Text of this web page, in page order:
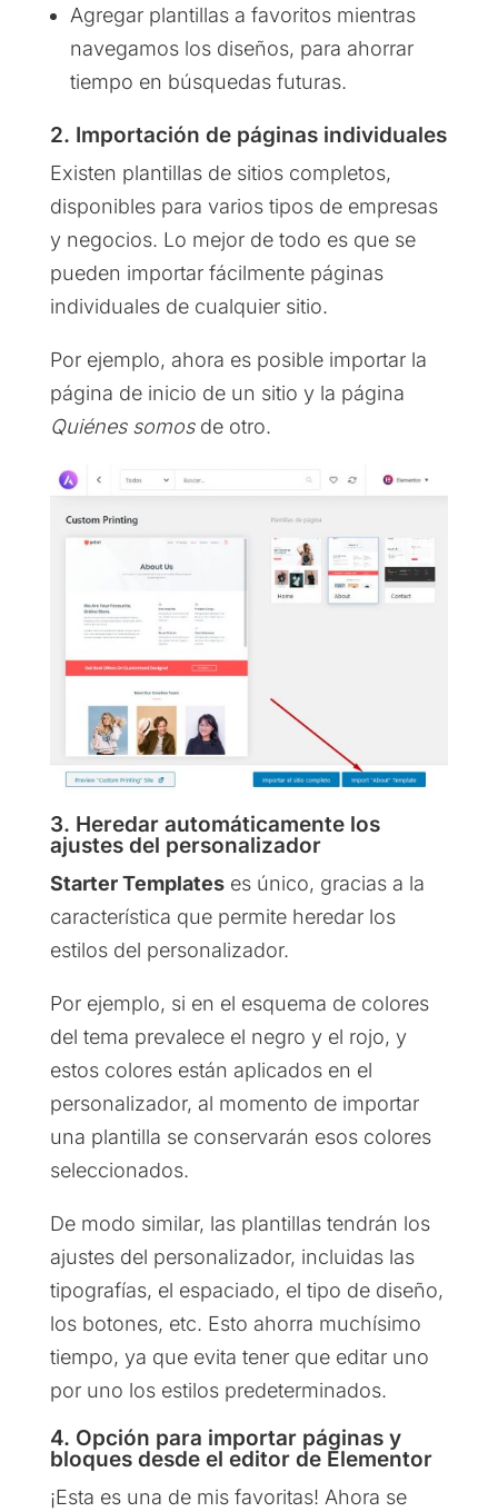
Agregar plantillas a favoritos mientras
navegamos los diseños, para ahorrar
tiempo en búsquedas futuras.
2. Importación de páginas individuales
Existen plantillas de sitios completos,
disponibles para varios tipos de empresas
y negocios. Lo mejor de todo es que se
pueden importar fácilmente páginas
individuales de cualquier sitio.
Por ejemplo, ahora es posible importar la
página de inicio de un sitio y la página
Quiénes somosde otro.
3. Heredar automáticamente los
ajustes del personalizador
Starter Templateses único, gracias a la
característica que permite heredar los
estilos del personalizador.
Por ejemplo, si en el esquema de colores
del tema prevalece el negro y el rojo, y
estos colores están aplicados en el
personalizador, al momento de importar
una plantilla se conservarán esos colores
seleccionados.
De modo similar, las plantillas tendrán los
ajustes del personalizador, incluidas las
tipografías, el espaciado, el tipo de diseño,
los botones, etc. Esto ahorra muchísimo
tiempo, ya que evita tener que editar uno
por uno los estilos predeterminados.
4. Opción para importar páginas y
bloques desde el editor de Elementor
¡Esta es una de mis favoritas! Ahora se